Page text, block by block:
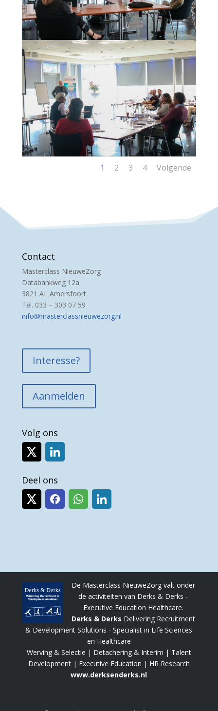
1 2 3 4 Volgende
Contact
Masterclass NieuweZorg
Databankweg 12a
3821 AL Amersfoort
Tel. 033 – 303 07 59
info@masterclassnieuwezorg.nl
Interesse?
Aanmelden
Volg ons
Deel ons
De Masterclass NieuweZorg valt onder
de activiteiten van Derks & Derks -
Executive Education Healthcare.
Derks & Derks Delivering Recruitment
& Development Solutions - Specialist in Life Sciences
en Healthcare
Werving & Selectie | Detachering & Interim | Talent
Development | Executive Education | HR Research
www.derksenderks.nl